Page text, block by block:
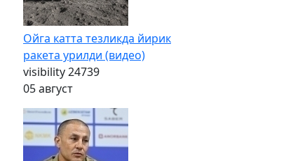
Ойга катта тезликда йирик
ракета урилди (видео)
visibility24739
05 август